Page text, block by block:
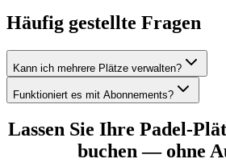
Häufig gestellte Fragen
Kann ich mehrere Plätze verwalten?
Funktioniert es mit Abonnements?
Lassen Sie Ihre Padel-
buchen — ohne